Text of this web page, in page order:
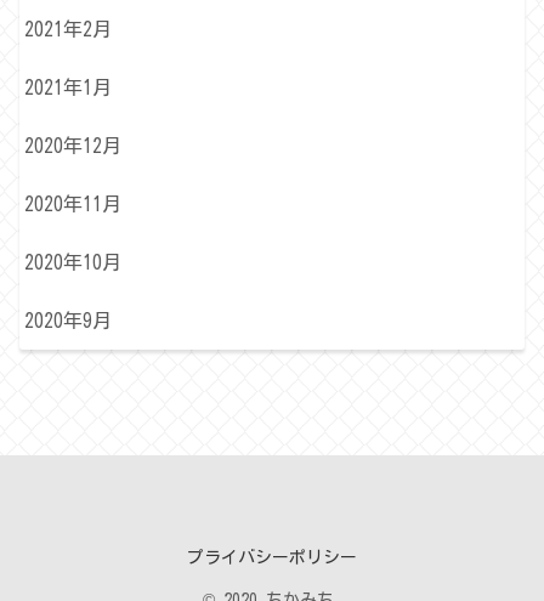
2021年2月
2021年1月
2020年12月
2020年11月
2020年10月
2020年9月
プライバシーポリシー